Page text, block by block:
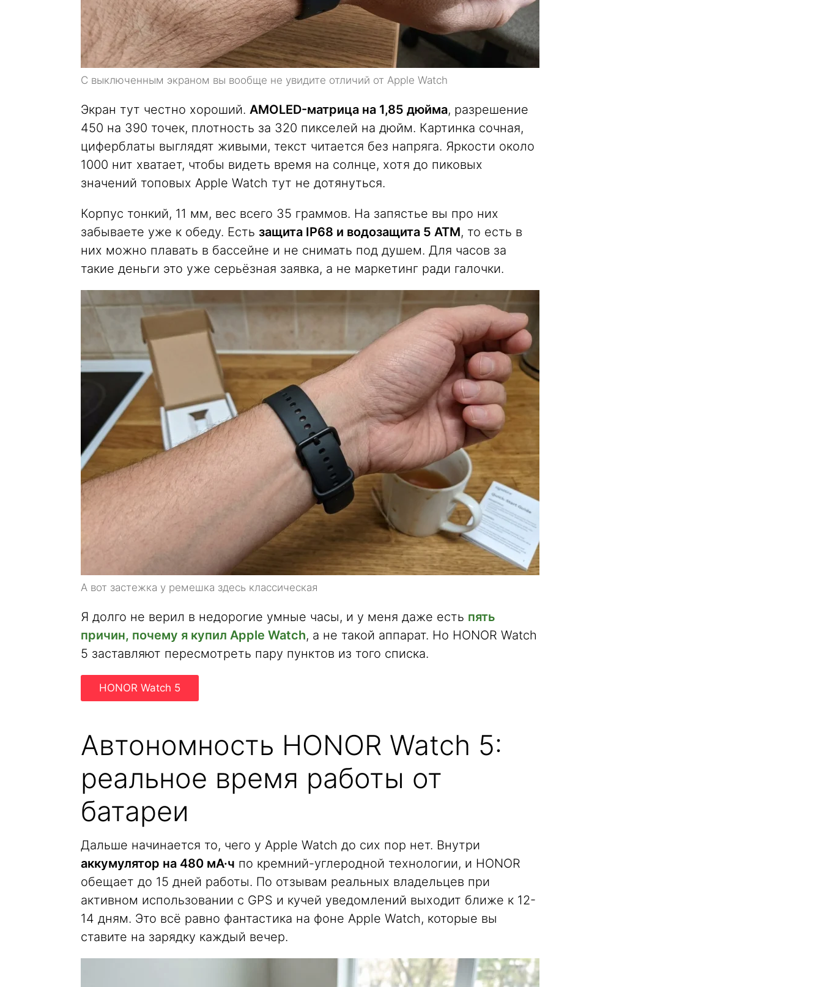
С выключенным экраном вы вообще не увидите отличий от Apple Watch
Экран тут честно хороший. AMOLED-матрица на 1,85 дюйма, разрешение
450 на 390 точек, плотность за 320 пикселей на дюйм. Картинка сочная,
циферблаты выглядят живыми, текст читается без напряга. Яркости около
1000 нит хватает, чтобы видеть время на солнце, хотя до пиковых
значений топовых Apple Watch тут не дотянуться.
Корпус тонкий, 11 мм, вес всего 35 граммов. На запястье вы про них
забываете уже к обеду. Есть защита IP68 и водозащита 5 ATM, то есть в
них можно плавать в бассейне и не снимать под душем. Для часов за
такие деньги это уже серьёзная заявка, а не маркетинг ради галочки.
А вот застежка у ремешка здесь классическая
Я долго не верил в недорогие умные часы, и у меня даже есть пять
причин, почему я купил Apple Watch, а не такой аппарат. Но HONOR Watch
5 заставляют пересмотреть пару пунктов из того списка.
HONOR Watch 5
Автономность HONOR Watch 5:
реальное время работы от
батареи
Дальше начинается то, чего у Apple Watch до сих пор нет. Внутри
аккумулятор на 480 мА·ч по кремний-углеродной технологии, и HONOR
обещает до 15 дней работы. По отзывам реальных владельцев при
активном использовании с GPS и кучей уведомлений выходит ближе к 12-
14 дням. Это всё равно фантастика на фоне Apple Watch, которые вы
ставите на зарядку каждый вечер.